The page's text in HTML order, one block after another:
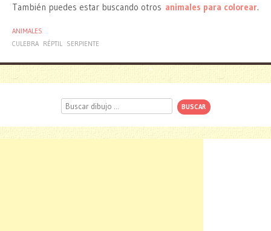
También puedes estar buscando otros animales para colorear.
ANIMALES
CULEBRA RÉPTIL SERPIENTE
Buscar